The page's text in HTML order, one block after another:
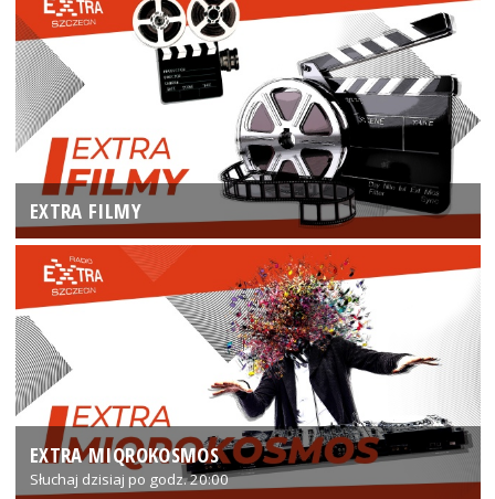
EXTRA FILMY
EXTRA MIQROKOSMOS
Słuchaj dzisiaj po godz. 20:00